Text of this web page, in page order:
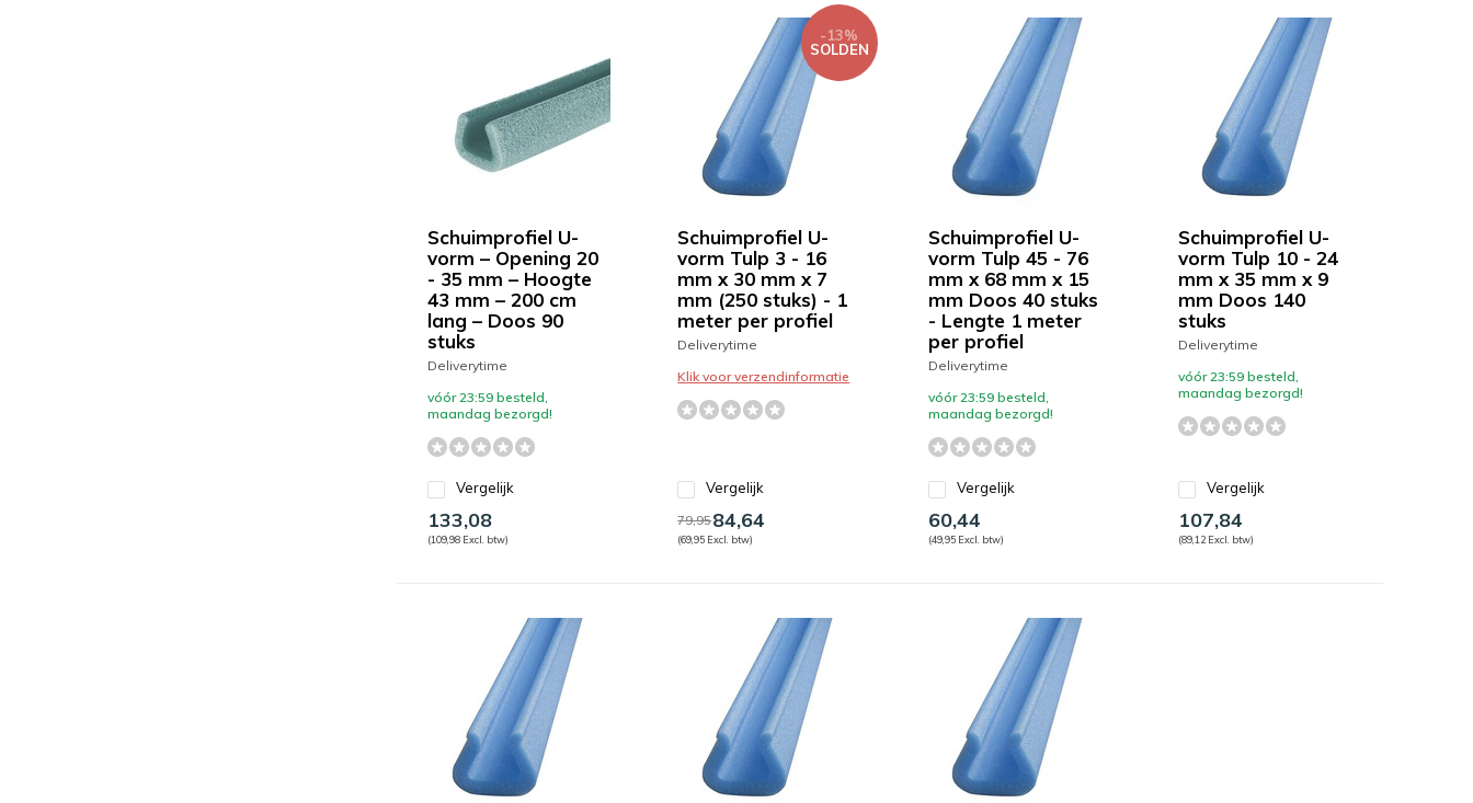
Schuimprofiel U-
vorm – Opening 20
- 35 mm – Hoogte
43 mm – 200 cm
lang – Doos 90
stuks
Deliverytime
vóór 23:59 besteld,
maandag bezorgd!
Vergelijk
133,08
(109,98 Excl. btw)
Schuimprofiel U-
vorm Tulp 3 - 16
mm x 30 mm x 7
mm (250 stuks) - 1
meter per profiel
-13%
SOLDEN
Deliverytime
Klik voor verzendinformatie
Vergelijk
79,9584,64
(69,95 Excl. btw)
Schuimprofiel U-
vorm Tulp 45 - 76
mm x 68 mm x 15
mm Doos 40 stuks
- Lengte 1 meter
per profiel
Deliverytime
vóór 23:59 besteld,
maandag bezorgd!
Vergelijk
60,44
(49,95 Excl. btw)
Schuimprofiel U-
vorm Tulp 10 - 24
mm x 35 mm x 9
mm Doos 140
stuks
Deliverytime
vóór 23:59 besteld,
maandag bezorgd!
Vergelijk
107,84
(89,12 Excl. btw)